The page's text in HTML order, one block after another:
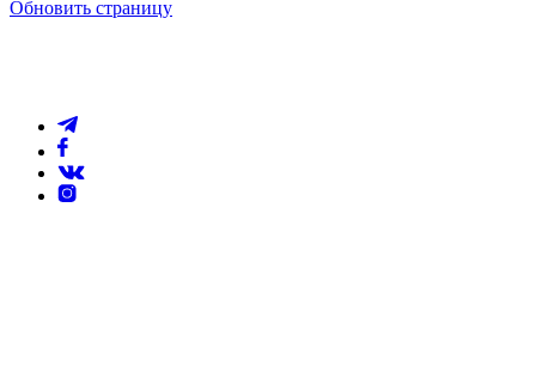
Обновить страницу